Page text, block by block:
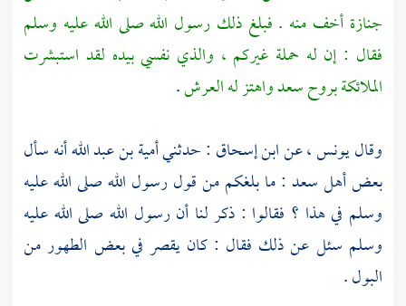
جنازة أخف منه . فبلغ ذلك رسول الله صلى الله عليه وسلم
فقال : إن له حملة غيركم ، والذي نفسي بيده لقد استبشرت
الملائكة بروحسعدواهتز له العرش.
وقاليونس ،عنابن إسحاق : حدثنيأمية بن عبد اللهأنه سأل
بعضأهل سعد : ما بلغكم من قول رسول الله صلى الله عليه
وسلم في هذا ؟ فقالوا : ذكر لنا أن رسول الله صلى الله عليه
وسلم سئل عن ذلك فقال : كان يقصر في بعض الطهور من
البول .